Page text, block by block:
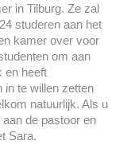
in Tilburg. Ze zal
studeren aan het
kamer over voor
om aan
en heeft
in te willen zetten
natuurlijk. Als u
de pastoor en
Sara.